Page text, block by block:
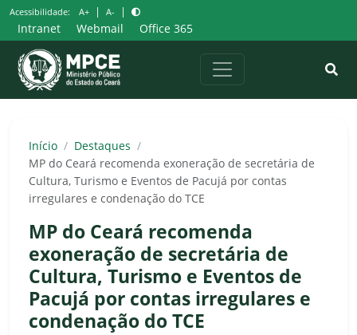
Pular
para
o
conteúdo
Acessibilidade: A+ | A- |
Intranet Webmail Office 365
Início / Destaques /
MP do Ceará recomenda exoneração de secretária de
Cultura, Turismo e Eventos de Pacujá por contas
irregulares e condenação do TCE
MP do Ceará recomenda
exoneração de secretária de
Cultura, Turismo e Eventos de
Pacujá por contas irregulares e
condenação do TCE